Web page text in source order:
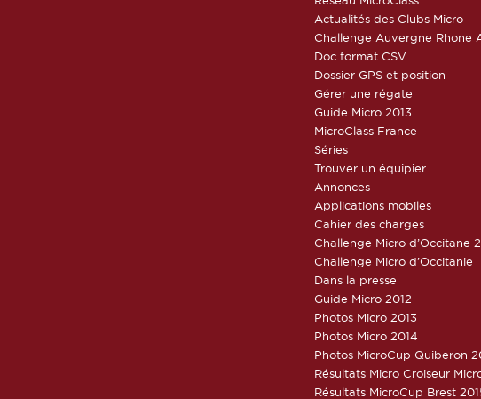
Actualités des Clubs Micro
Challenge Auvergne Rhone
Doc format CSV
Dossier GPS et position
Gérer une régate
Guide Micro 2013
MicroClass France
Séries
Trouver un équipier
Annonces
Applications mobiles
Cahier des charges
Challenge Micro d’Occitane
Challenge Micro d’Occitanie
Dans la presse
Guide Micro 2012
Photos Micro 2013
Photos Micro 2014
Photos MicroCup Quiberon
Résultats Micro Croiseur
Résultats MicroCup Brest